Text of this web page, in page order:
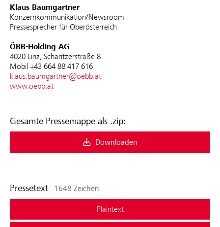
Klaus Baumgartner
Konzernkommunikation/Newsroom
Pressesprecher für Oberösterreich
ÖBB-Holding AG
4020 Linz, Scharitzerstraße 8
Mobil +43 664 88 417 616
klaus.baumgartner@oebb.at
www.oebb.at
Gesamte Pressemappe als .zip:
Downloaden
Pressetext 1648 Zeichen
Plaintext